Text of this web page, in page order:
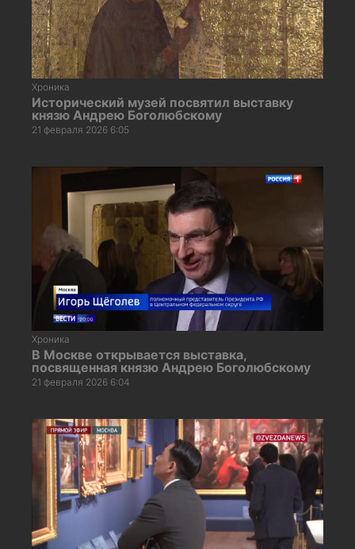
Хроника
Исторический музей посвятил выставку
князю Андрею Боголюбскому
21 февраля 2026 6:05
Хроника
В Москве открывается выставка,
посвященная князю Андрею Боголюбскому
21 февраля 2026 6:04